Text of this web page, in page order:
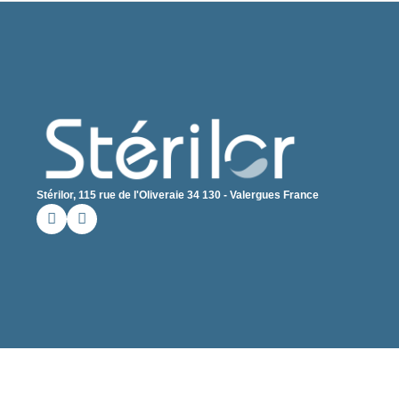
Stérilor, 115 rue de l'Oliveraie 34 130 - Valergues France